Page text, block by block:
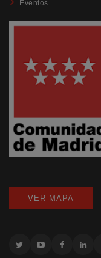
Eventos
VER MAPA